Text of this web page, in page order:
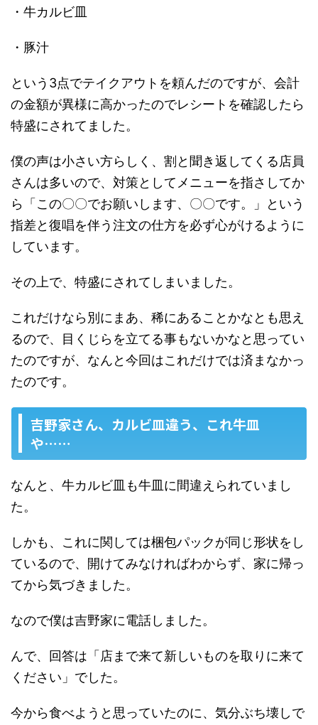
・牛カルビ皿
・豚汁
という3点でテイクアウトを頼んだのですが、会計
の金額が異様に高かったのでレシートを確認したら
特盛にされてました。
僕の声は小さい方らしく、割と聞き返してくる店員
さんは多いので、対策としてメニューを指さしてか
ら「この〇〇でお願いします、〇〇です。」という
指差と復唱を伴う注文の仕方を必ず心がけるように
しています。
その上で、特盛にされてしまいました。
これだけなら別にまあ、稀にあることかなとも思え
るので、目くじらを立てる事もないかなと思ってい
たのですが、なんと今回はこれだけでは済まなかっ
たのです。
吉野家さん、カルビ皿違う、これ牛皿
や……
なんと、牛カルビ皿も牛皿に間違えられていまし
た。
しかも、これに関しては梱包パックが同じ形状をし
ているので、開けてみなければわからず、家に帰っ
てから気づきました。
なので僕は吉野家に電話しました。
んで、回答は「店まで来て新しいものを取りに来て
ください」でした。
今から食べようと思っていたのに、気分ぶち壊しで